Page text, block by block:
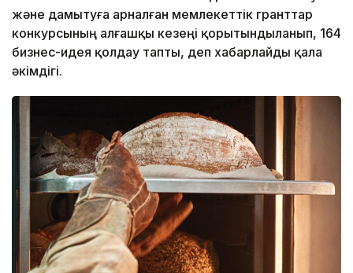
және дамытуға арналған мемлекеттік гранттар
конкурсының алғашқы кезеңі қорытындыланып, 164
бизнес-идея қолдау тапты, деп хабарлайды қала
әкімдігі.